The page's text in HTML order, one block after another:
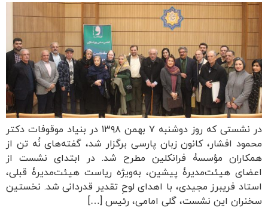
در نشستی که روز دوشنبه ۷ بهمن ۱۳۹۸ در بنیاد موقوفات دکتر
محمود افشار، کانون زبان پارسی برگزار شد، گفته‌های نُه تن از
همکاران مؤسسۀ فرانکلین مطرح شد. در ابتدای نشست از
اعضای هیئت‌مدیرۀ پیشین، به‌ویژه ریاست هیئت‌مدیرۀ قبلی،
استاد فریبرز مجیدی، با اهدای لوحِ تقدیر قدردانی شد. نخستین
سخنران این نشست، گلی امامی، رئیس […]